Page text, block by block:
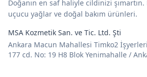
Doğanın en saf haliyle cildinizi şımartın.
uçucu yağlar ve doğal bakım ürünleri.
MSA Kozmetik San. ve Tic. Ltd. Şti
Ankara Macun Mahallesi Timko2 İşyerleri
177 cd. No: 19 H8 Blok Yenimahalle /